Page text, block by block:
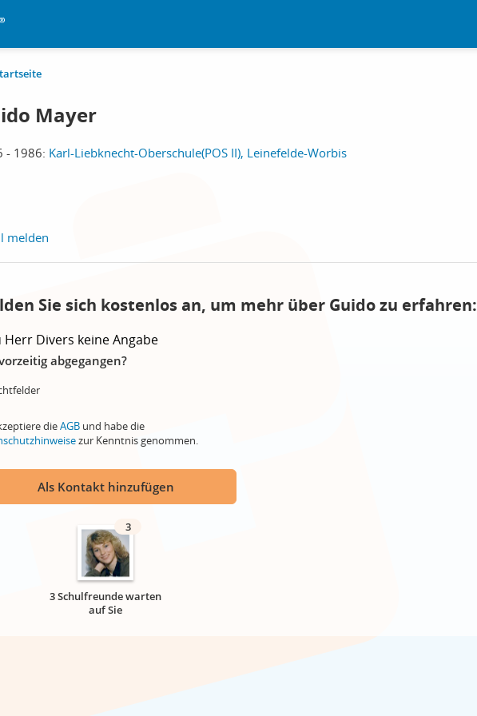
Mayer
- 1986: Karl-Liebknecht-Oberschule(POS II), Leinefelde-Worbis
melden
Sie sich kostenlos an, um mehr über Guido zu erfahren:
Herr Divers keine Angabe
abgegangen?
dieAGB und habe die
zur Kenntnis genommen.
Als Kontakt hinzufügen
3
3 Schulfreunde warten
auf Sie